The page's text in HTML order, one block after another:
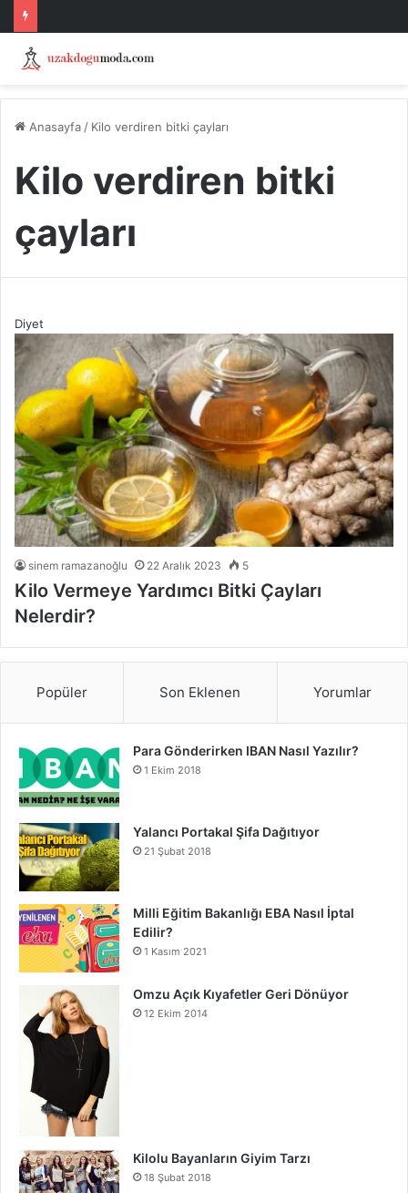
Anasayfa / Kilo verdiren bitki çayları
Kilo verdiren bitki
çayları
Diyet
sinem ramazanoğlu 22 Aralık 2023 5
Kilo Vermeye Yardımcı Bitki Çayları
Nelerdir?
Popüler Son Eklenen Yorumlar
Para Gönderirken IBAN Nasıl Yazılır?
1 Ekim 2018
Yalancı Portakal Şifa Dağıtıyor
21 Şubat 2018
Milli Eğitim Bakanlığı EBA Nasıl İptal
Edilir?
1 Kasım 2021
Omzu Açık Kıyafetler Geri Dönüyor
12 Ekim 2014
Kilolu Bayanların Giyim Tarzı
18 Şubat 2018